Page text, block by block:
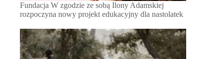
Fundacja W zgodzie ze sobą Ilony Adamskiej
rozpoczyna nowy projekt edukacyjny dla nastolatek